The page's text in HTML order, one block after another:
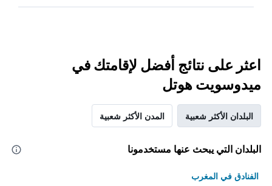
اعثر على نتائج أفضل لإقامتك في
ميدوسويت هوتل
البلدان الأكثر شعبية المدن الأكثر شعبية
البلدان التي يبحث عنها مستخدمونا
الفنادق في المغرب